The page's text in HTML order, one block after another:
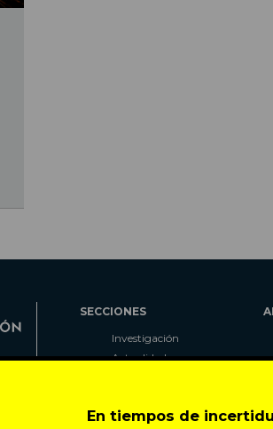
En tiempos de
SECCIONES
Investigación
Actualidad
Especiales